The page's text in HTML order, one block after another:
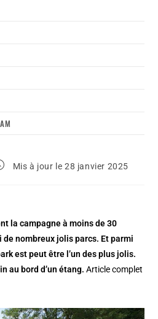
Mis à jour le 28 janvier 2025
la campagne à moins de 30
nombreux jolis parcs. Et parmi
est peut être l’un des plus jolis.
au bord d’un étang.Article complet